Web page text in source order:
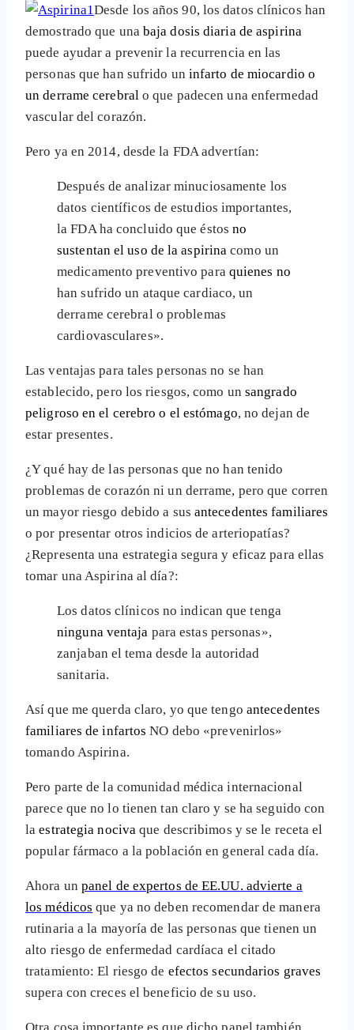
Desde los años 90, los datos clínicos han
demostrado que una baja dosis diaria de aspirina
puede ayudar a prevenir la recurrencia en las
personas que han sufrido un infarto de miocardio o
un derrame cerebralo que padecen una enfermedad
vascular del corazón.
Pero ya en 2014, desde la FDA advertían:
Después de analizar minuciosamente los
datos científicos de estudios importantes,
la FDA ha concluido que éstosno
sustentan el uso de la aspirina como un
medicamento preventivo para quienes no
han sufrido un ataque cardiaco, un
derrame cerebral o problemas
cardiovasculares».
Las ventajas para tales personas no se han
establecido, pero los riesgos, como un sangrado
peligroso en el cerebro o el estómago, no dejan de
estar presentes.
¿Y qué hay de las personas que no han tenido
problemas de corazón ni un derrame, pero que corren
un mayor riesgo debido a sus antecedentes familiares
o por presentar otros indicios de arteriopatías?
¿Representa una estrategia segura y eficaz para ellas
tomar una Aspirina al día?:
Los datos clínicos no indican que tenga
ninguna ventaja para estas personas»,
zanjaban el tema desde la autoridad
sanitaria.
Así que me querda claro, yo que tengo antecedentes
familiares de infartos NO debo «prevenirlos»
tomando Aspirina.
Pero parte de la comunidad médica internacional
parece que no lo tienen tan claro y se ha seguido con
laestrategia nociva que describimos y se le receta el
popular fármaco a la población en general cada día.
Ahora un panel de expertos de EE.UU. advierte a
los médicos que ya no deben recomendar de manera
rutinaria a la mayoría de las personas que tienen un
alto riesgo de enfermedad cardíaca el citado
tratamiento: El riesgo de efectos secundarios graves
supera con creces el beneficio de su uso.